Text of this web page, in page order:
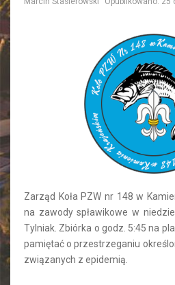
Zarząd Koła PZW nr 148 w
na zawody spławikowe w
Tylniak. Zbiórka o godz. 5:45 na
pamiętać o przestrzeganiu
związanych z epidemią.